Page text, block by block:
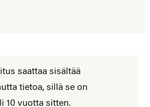
saattaa sisältää
tietoa, sillä se on
10 vuotta sitten.